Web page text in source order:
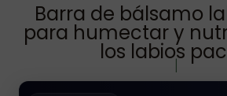
Barra de bálsamo
para humectar y
los labios